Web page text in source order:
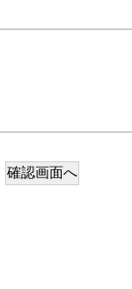
確認画面へ